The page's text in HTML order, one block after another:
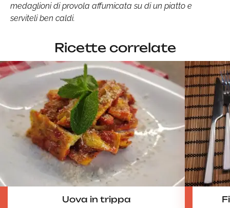
medaglioni di provola affumicata su di un piatto e
serviteli ben caldi.
Ricette correlate
Uova in trippa